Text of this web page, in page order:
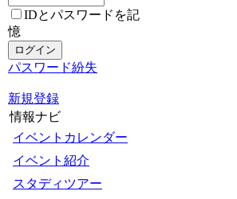
IDとパスワードを記
憶
パスワード紛失
新規登録
情報ナビ
イベントカレンダー
イベント紹介
スタディツアー